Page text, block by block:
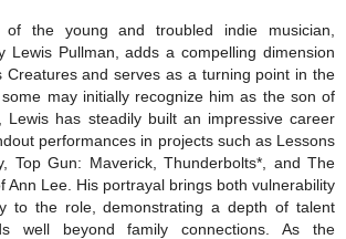
the young and troubled indie musician,
Lewis Pullman, adds a compelling dimension
Creatures and serves as a turning point in the
may initially recognize him as the son of
Lewis has steadily built an impressive career
performances in projects such as Lessons
Top Gun: Maverick, Thunderbolts*, and The
Ann Lee. His portrayal brings both vulnerability
to the role, demonstrating a depth of talent
well beyond family connections. As the